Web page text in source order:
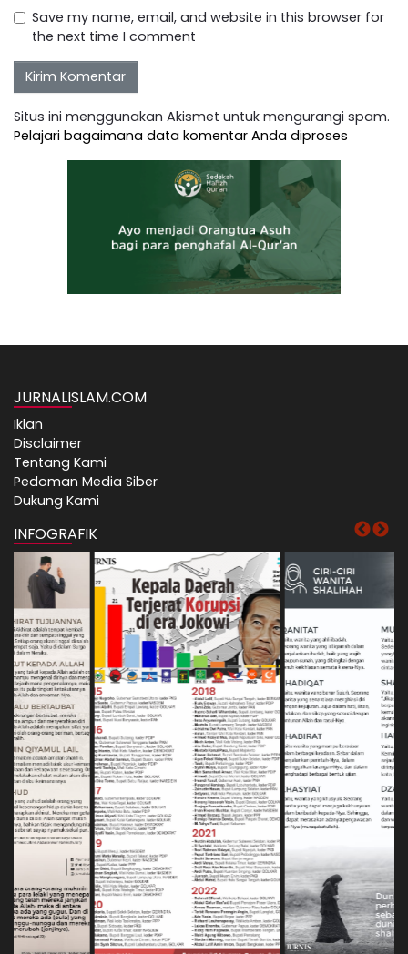
Save my name, email, and website in this browser for
the next time I comment
Situs ini menggunakan Akismet untuk mengurangi spam.
Pelajari bagaimana data komentar Anda diproses
JURNALISLAM.COM
Iklan
Disclaimer
Tentang Kami
Pedoman Media Siber
Dukung Kami
INFOGRAFIK